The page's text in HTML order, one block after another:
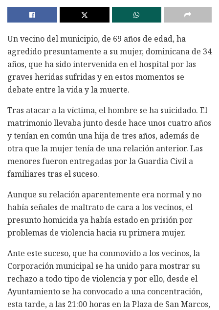
Un vecino del municipio, de 69 años de edad, ha
agredido presuntamente a su mujer, dominicana de 34
años, que ha sido intervenida en el hospital por las
graves heridas sufridas y en estos momentos se
debate entre la vida y la muerte.
Tras atacar a la víctima, el hombre se ha suicidado. El
matrimonio llevaba junto desde hace unos cuatro años
y tenían en común una hija de tres años, además de
otra que la mujer tenía de una relación anterior. Las
menores fueron entregadas por la Guardia Civil a
familiares tras el suceso.
Aunque su relación aparentemente era normal y no
había señales de maltrato de cara a los vecinos, el
presunto homicida ya había estado en prisión por
problemas de violencia hacia su primera mujer.
Ante este suceso, que ha conmovido a los vecinos, la
Corporación municipal se ha unido para mostrar su
rechazo a todo tipo de violencia y por ello, desde el
Ayuntamiento se ha convocado a una concentración,
esta tarde, a las 21:00 horas en la Plaza de San Marcos,